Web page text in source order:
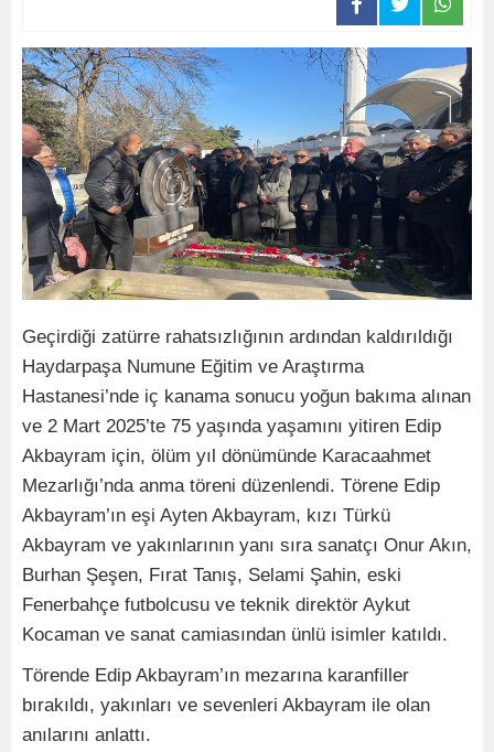
Geçirdiği zatürre rahatsızlığının ardından kaldırıldığı
Haydarpaşa Numune Eğitim ve Araştırma
Hastanesi’nde iç kanama sonucu yoğun bakıma alınan
ve 2 Mart 2025’te 75 yaşında yaşamını yitiren Edip
Akbayram için, ölüm yıl dönümünde Karacaahmet
Mezarlığı’nda anma töreni düzenlendi. Törene Edip
Akbayram’ın eşi Ayten Akbayram, kızı Türkü
Akbayram ve yakınlarının yanı sıra sanatçı Onur Akın,
Burhan Şeşen, Fırat Tanış, Selami Şahin, eski
Fenerbahçe futbolcusu ve teknik direktör Aykut
Kocaman ve sanat camiasından ünlü isimler katıldı.
Törende Edip Akbayram’ın mezarına karanfiller
bırakıldı, yakınları ve sevenleri Akbayram ile olan
anılarını anlattı.